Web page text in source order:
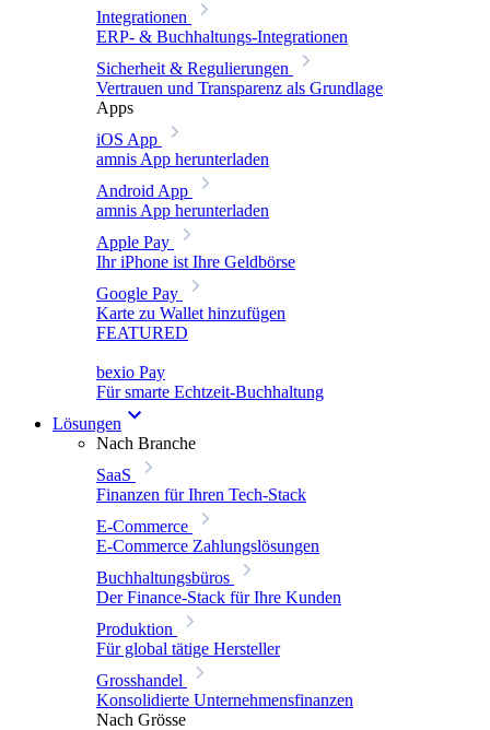
Integrationen
ERP- & Buchhaltungs-Integrationen
Sicherheit & Regulierungen
Vertrauen und Transparenz als Grundlage
Apps
iOS App
amnis App herunterladen
Android App
amnis App herunterladen
Apple Pay
Ihr iPhone ist Ihre Geldbörse
Google Pay
Karte zu Wallet hinzufügen
FEATURED
bexio Pay
Für smarte Echtzeit-Buchhaltung
Lösungen
Nach Branche
SaaS
Finanzen für Ihren Tech-Stack
E-Commerce
E-Commerce Zahlungslösungen
Buchhaltungsbüros
Der Finance-Stack für Ihre Kunden
Produktion
Für global tätige Hersteller
Grosshandel
Konsolidierte Unternehmensfinanzen
Nach Grösse